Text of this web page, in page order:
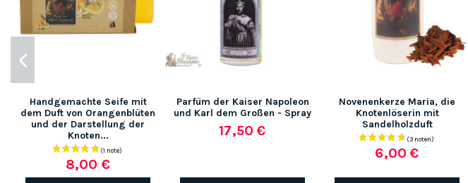
Handgemachte Seife mit
dem Duft von Orangenblüten
und der Darstellung der
Knoten...
8,00 €
Parfüm der Kaiser Napoleon
und Karl dem Großen - Spray
17,50 €
Novenenkerze Maria, die
Knotenlöserin mit
Sandelholzduft
6,00 €